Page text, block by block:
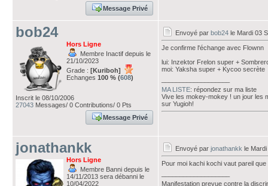
Message Privé
bob24
Hors Ligne
Membre Inactif depuis le
21/10/2023
Grade : [Kuriboh]
Echanges 100 % (608)
Inscrit le 08/10/2006
27043 Messages/ 0 Contributions/ 0 Pts
Message Privé
Envoyé par bob24 le Mardi 03
Je confirme l'échange avec Flownn
lui: Inzektor Frelon super +
moi: Yaksha super + Kycoo secrète
MA LISTE: répondez sur ma liste
Vive les mokey-mokey ! un jour les
sur Yugioh!
jonathankk
Hors Ligne
Membre Banni depuis le
14/11/2013 sera débanni le
10/04/2022
Envoyé par jonathankk le
Pour moi kachi kochi vaut pareil
Manifestation prevue contre la